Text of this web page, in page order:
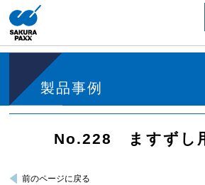
製品事例
No.228 ますずし
前のページに戻る